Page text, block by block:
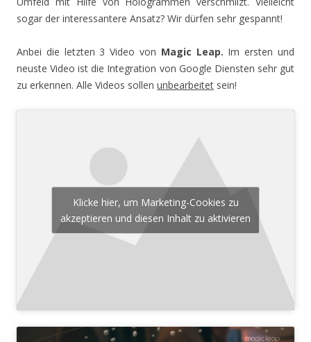
sogar der interessantere Ansatz? Wir dürfen sehr gespannt!
Anbei die letzten 3 Video von Magic Leap. Im ersten und
neuste Video ist die Integration von Google Diensten sehr gut
zu erkennen. Alle Videos sollen unbearbeitet sein!
Klicke hier, um Marketing-Cookies zu
akzeptieren und diesen Inhalt zu aktivieren